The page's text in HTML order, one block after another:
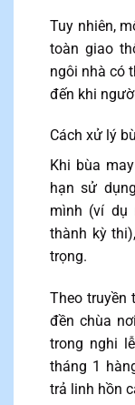
Tuy nhiên,
toàn giao
ngôi nhà có
đến khi
Cách xử lý
Khi bùa
hạn sử
mình (ví dụ
thành kỳ
trọng.
Theo truyền
đền chùa
trong nghi
tháng 1
trả linh hồn